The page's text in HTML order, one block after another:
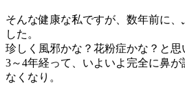
そんな健康な私ですが、数年前に、
した。
珍しく風邪かな？花粉症かな？と思
3～4年経って、いよいよ完全に鼻
なくなり。